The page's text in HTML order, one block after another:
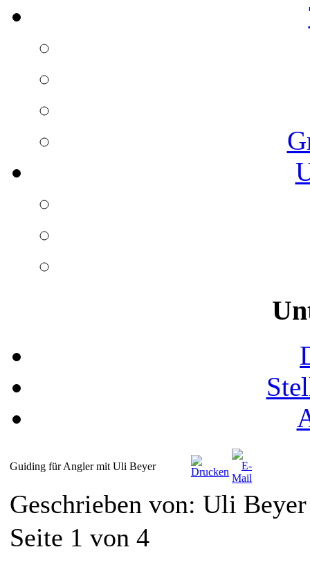
Guiding für Angler mit Uli Beyer
Geschrieben von: Uli
Seite 1 von 4